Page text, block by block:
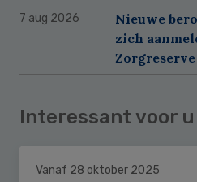
7 aug 2026
Nieuwe
zich
Zorgreserve
Interessant voor u
Vanaf 28 oktober 2025